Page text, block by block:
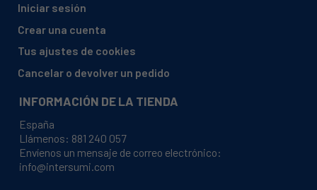
Iniciar sesión
Crear una cuenta
Tus ajustes de cookies
Cancelar o devolver un pedido
INFORMACIÓN DE LA TIENDA
España
Llámenos: 881 240 057
Envíenos un mensaje de correo electrónico:
info@intersumi.com